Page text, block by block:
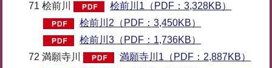
71 桧前川
桧前川1（PDF：3,328KB）
桧前川2（PDF：3,450KB）
桧前川3（PDF：1,736KB）
72 満願寺川
満願寺川1（PDF：2,887KB）